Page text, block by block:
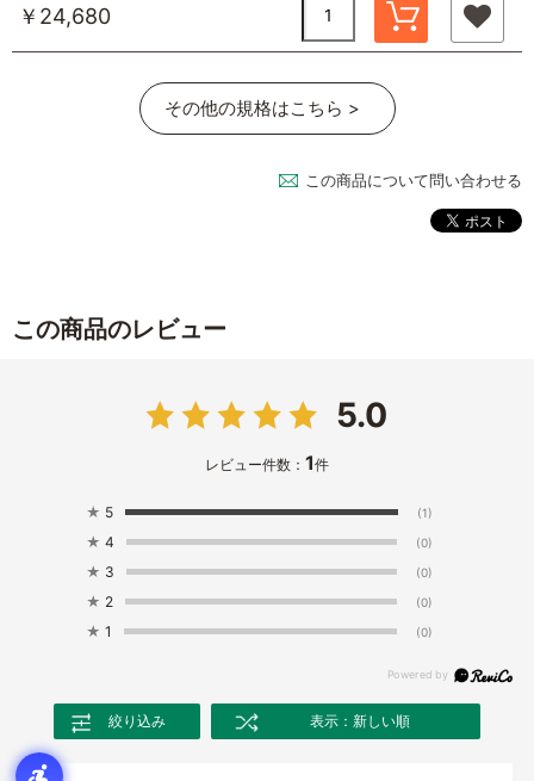
￥24,680
その他の規格はこちら >
この商品について問い合わせる
この商品のレビュー
5.0
レビュー件数： 1件
★ 5 (1)
★ 4 (0)
★ 3 (0)
★ 2 (0)
★ 1 (0)
絞り込み 表示：新しい順